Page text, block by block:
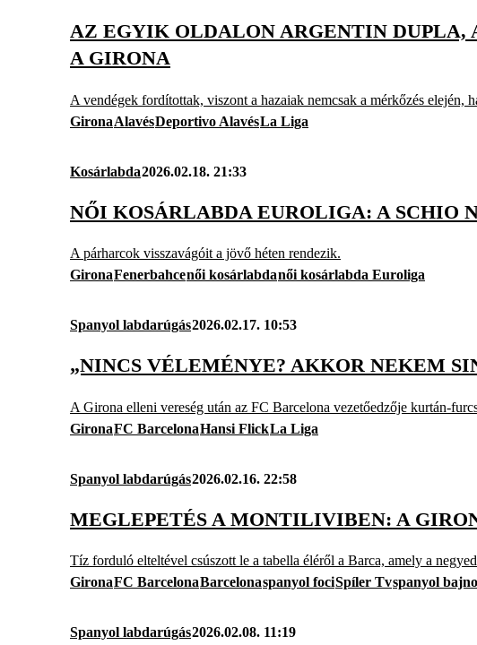
AZ EGYIK OLDALON ARGENTIN DUPLA,
A GIRONA
A vendégek fordítottak, viszont a hazaiak nemcsak a mérkőzés elején,
GironaAlavésDeportivo AlavésLa Liga
Kosárlabda2026.02.18. 21:33
NŐI KOSÁRLABDA EUROLIGA: A SCHIO
A párharcok visszavágóit a jövő héten rendezik.
GironaFenerbahcenői kosárlabdanői kosárlabda Euroliga
Spanyol labdarúgás2026.02.17. 10:53
„NINCS VÉLEMÉNYE? AKKOR NEKEM
A Girona elleni vereség után az FC Barcelona vezetőedzője kurtán-
GironaFC BarcelonaHansi FlickLa Liga
Spanyol labdarúgás2026.02.16. 22:58
MEGLEPETÉS A MONTILIVIBEN: A
Tíz forduló elteltével csúszott le a tabella éléről a Barca, amely a
GironaFC BarcelonaBarcelonaspanyol fociSpíler Tvspanyol
Spanyol labdarúgás2026.02.08. 11:19